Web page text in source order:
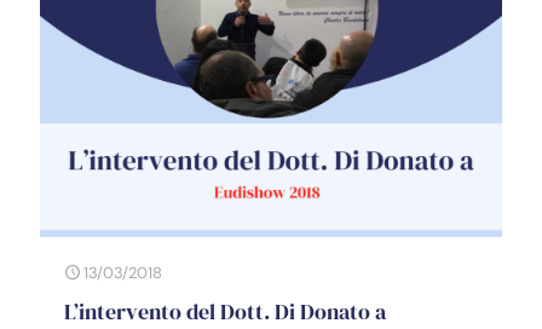
13/03/2018
L’intervento del Dott. Di Donato a